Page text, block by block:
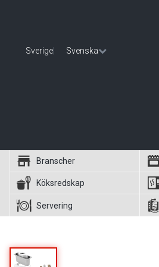
Sverige Svenska
Branscher
Köksredskap
Servering